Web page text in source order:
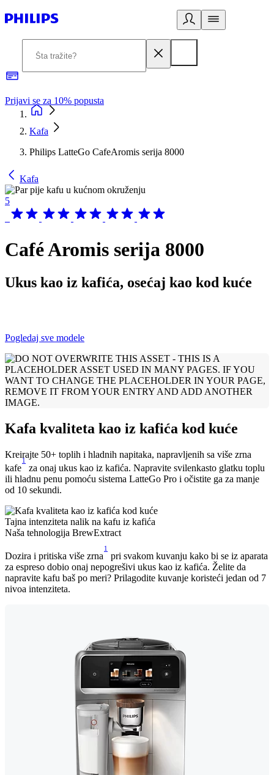
Prijavi se za 10% popusta
Kafa
Philips LatteGo CafeAromis serija 8000
Kafa
5
Café Aromis serija 8000
Ukus kao iz kafića, osećaj kao kod kuće
Pogledaj sve modele
Kafa kvaliteta kao iz kafića kod kuće
Kreirajte 50+ toplih i hladnih napitaka, napravljenih sa više zrna
kafe
1
za onaj ukus kao iz kafića. Napravite svilenkasto glatku toplu
ili hladnu penu pomoću sistema LatteGo Pro i očistite ga za manje
od 10 sekundi.
Tajna intenziteta nalik na kafu iz kafića
Naša tehnologija BrewExtract
Dozira i pritiska više zrna
1
pri svakom kuvanju kako bi se iz aparata
za espreso dobio onaj nepogrešivi ukus kao iz kafića. Želite da
napravite kafu baš po meri? Prilagodite kuvanje koristeći jedan od 7
nivoa intenziteta.